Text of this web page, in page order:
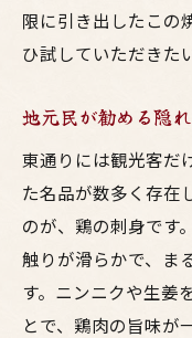
限に引き出したこの
ひ試していただきた
地元民が勧める隠
東通りには観光客だ
た名品が数多く存在
のが、鶏の刺身です
触りが滑らかで、ま
す。ニンニクや生姜
とで、鶏肉の旨味が